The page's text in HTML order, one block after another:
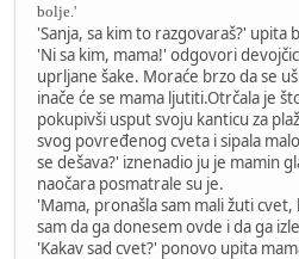
bolje.'
'Sanja, sa kim to razgovaraš?' upita
'Ni sa kim, mama!' odgovori
uprljane šake. Moraće brzo da se
inače će se mama ljutiti.Otrčala je
pokupivši usput svoju kanticu za
svog povređenog cveta i sipala
se dešava?' iznenadio ju je mamin
naočara posmatrale su je.
'Mama, pronašla sam mali žuti
sam da ga donesem ovde i da ga
'Kakav sad cvet?' ponovo upita